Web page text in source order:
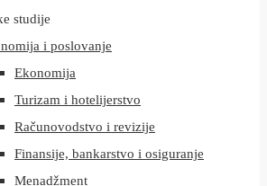
studije
i poslovanje
Ekonomija
Turizam i hotelijerstvo
Računovodstvo i revizije
Finansije, bankarstvo i osiguranje
Menadžment